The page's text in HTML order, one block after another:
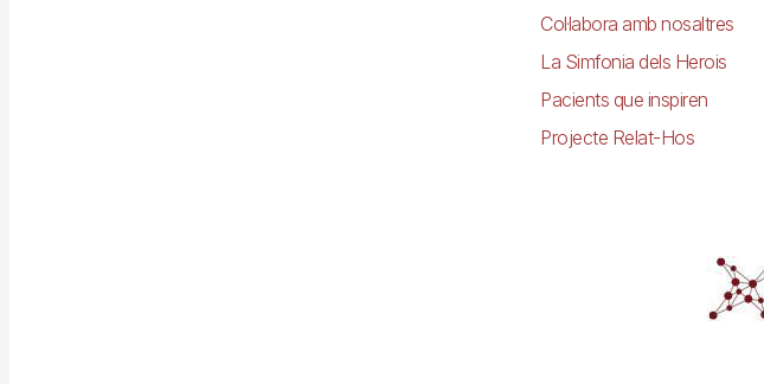
Col·labora amb nosaltres
La Simfonia dels Herois
Pacients que inspiren
Projecte Relat-Hos